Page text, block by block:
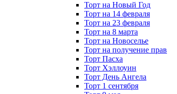
Торт на Новый Год
Торт на 14 февраля
Торт на 23 февраля
Торт на 8 марта
Торт на Новоселье
Торт на получение прав
Торт Пасха
Торт Хэллоуин
Торт День Ангела
Торт 1 сентября